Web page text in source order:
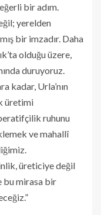
bir adım.
yerelden
bir imzadır. Daha
olduğu üzere,
duruyoruz.
kadar, Urla’nın
üretimi
ruhunu
ve mahallî
üreticiye değil
bu mirasa bir